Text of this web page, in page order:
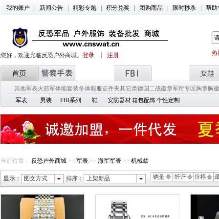
我的账户 新闻公告 精彩专题 积分兑奖 团购商品 限时秒杀 帮助
您好，欢迎光临反恐户外商城。 登录 注册 热
其他军表火箭军体能套装冬体能服证件夹其它类德国二战徽章军衔专区 胸章胸
军表
男装 FBI系列 鞋 安防器材箱包配饰个性定制
当前位置： 反恐户外商城 >> 军表 >> 海军军表 >> 机械款
显示： 图文方式 排序： 上架新品